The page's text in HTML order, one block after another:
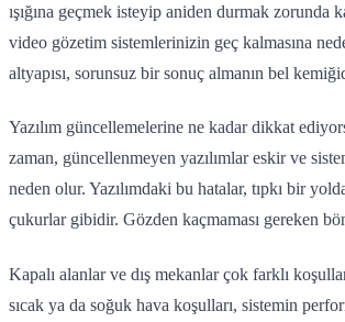
ışığına geçmek isteyip aniden durmak zorunda
video gözetim sistemlerinizin geç kalmasına
altyapısı, sorunsuz bir sonuç almanın bel
Yazılım güncellemelerine ne kadar dikkat
zaman, güncellenmeyen yazılımlar eskir ve
neden olur. Yazılımdaki bu hatalar, tıpkı bir
çukurlar gibidir. Gözden kaçmaması gereken
Kapalı alanlar ve dış mekanlar çok farklı
sıcak ya da soğuk hava koşulları, sistemin